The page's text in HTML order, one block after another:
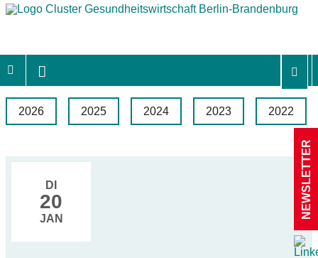
2026 2025 2024 2023 2022
DI
20
JAN NEWSLETTER